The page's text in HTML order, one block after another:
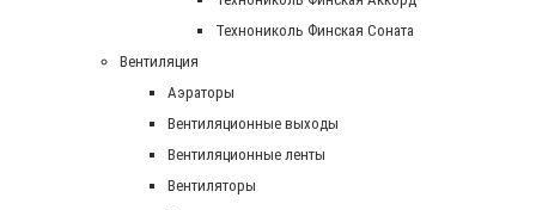
Технониколь Финская Соната
Вентиляция
Аэраторы
Вентиляционные выходы
Вентиляционные ленты
Вентиляторы